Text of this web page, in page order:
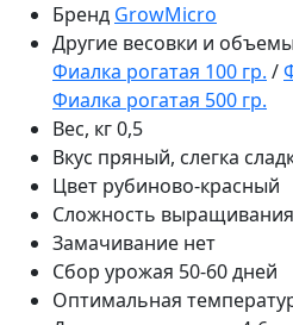
Бренд GrowMicro
Другие весовки и объемы
Фиалка рогатая 100 гр. /
Фиалка рогатая 500 гр.
Вес, кг0,5
Вкус пряный, слегка
Цвет рубиново-красный
Сложность выращивания
Замачивание нет
Сбор урожая 50-60 дней
Оптимальная